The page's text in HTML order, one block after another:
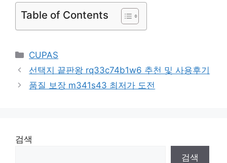
Table of Contents
Categories
CUPAS
선택지 끝판왕 rq33c74b1w6 추천 및 사용후기
품질 보장 m341s43 최저가 도전
검색
검색